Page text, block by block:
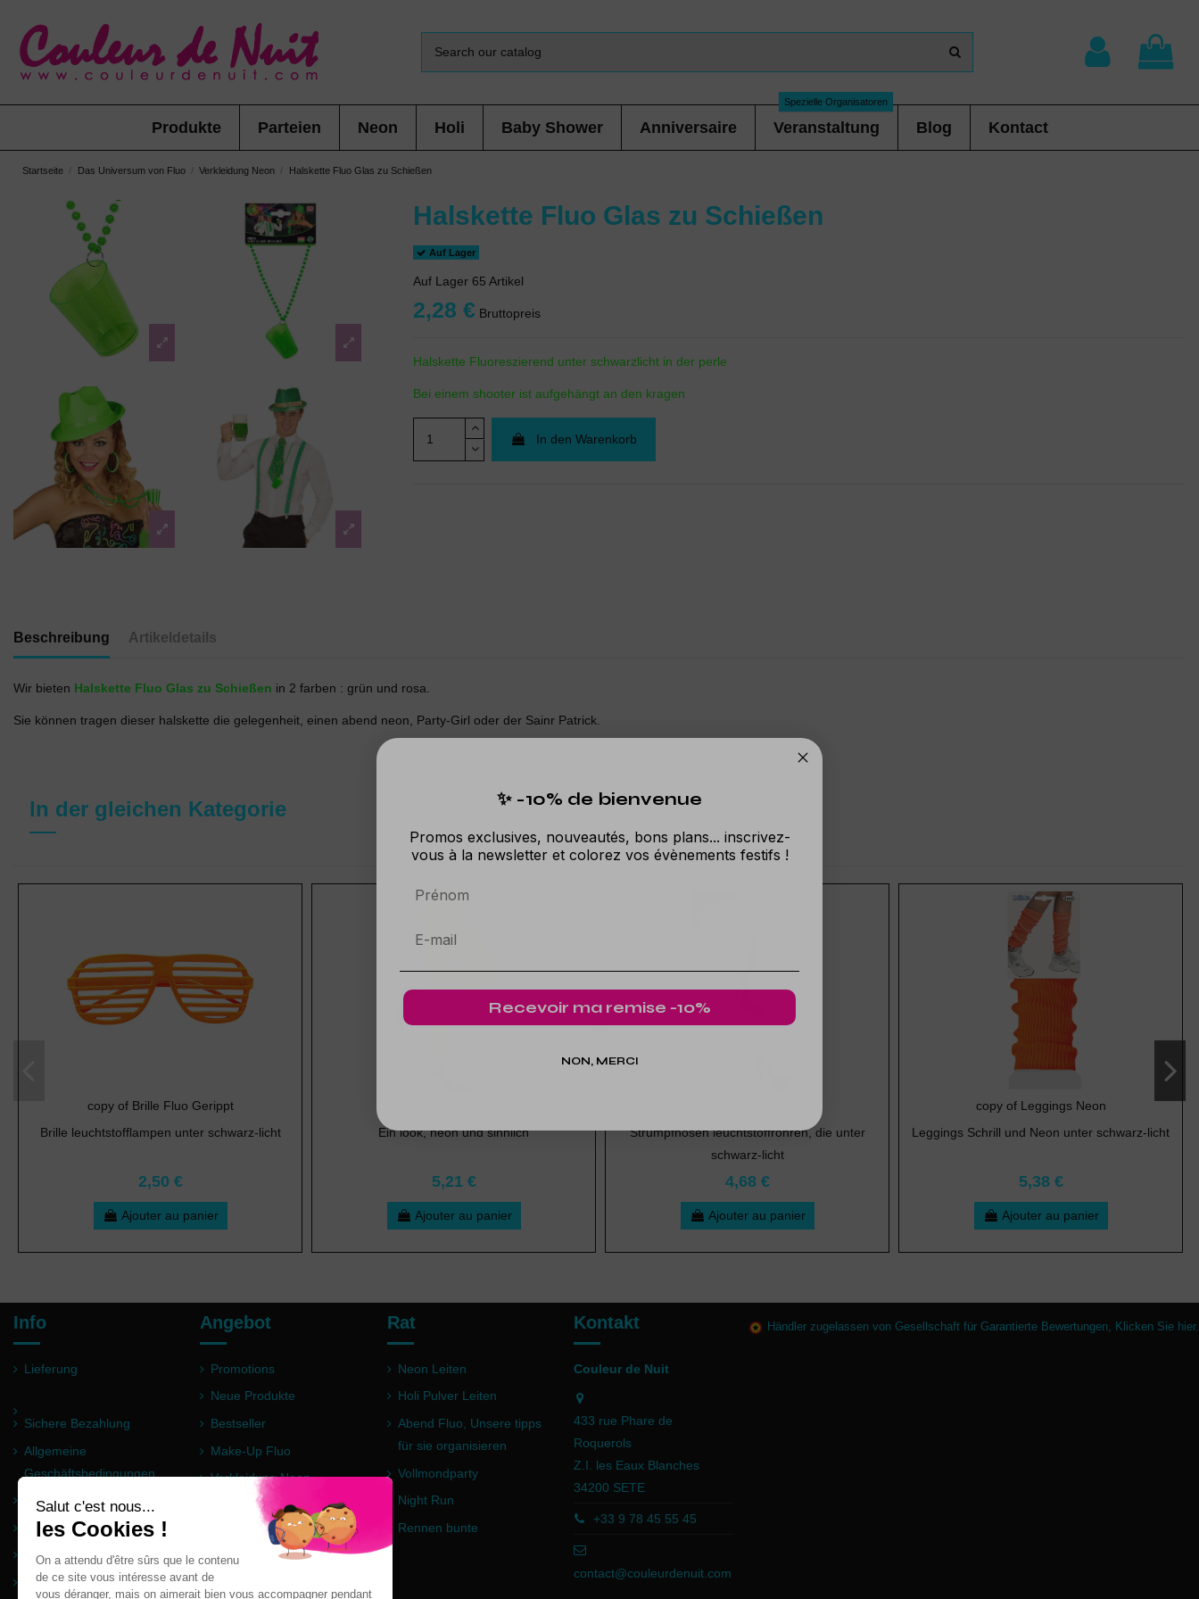
Produkte Parteien Neon Holi Baby Shower Anniversaire Veranstaltung
Spezielle Organisatoren
Blog Kontact
Startseite Das Universum von Fluo Verkleidung Neon Halskette Fluo Glas zu Schießen
Halskette Fluo Glas zu Schießen
Auf Lager
Auf Lager 65 Artikel
2,28 € Bruttopreis
Halskette Fluoreszierend unter schwarzlicht in der perle
Bei einem shooter ist aufgehängt an den kragen
In den Warenkorb
Beschreibung Artikeldetails
Wir bieten Halskette Fluo Glas zu Schießen in 2 farben : grün und rosa.
Sie können tragen dieser halskette die gelegenheit, einen abend neon, Party-Girl oder der Sainr Patrick.
In der gleichen Kategorie
copy of Brille Fluo Gerippt
Brille leuchtstofflampen unter schwarz-licht
2,50 €
Ajouter au panier
Ein look, neon und sinnlich
5,21 €
Ajouter au panier
Strumpfhosen leuchtstoffröhren, die unter
schwarz-licht
4,68 €
Ajouter au panier
copy of Leggings Neon
Leggings Schrill und Neon unter schwarz-licht
5,38 €
Ajouter au panier
Info
Lieferung
Sichere Bezahlung
Allgemeine
Geschäftsbedingungen
Impressum
Häufig gestellte Fragen
Partner
Seitenverzeichnis
Angebot
Promotions
Neue Produkte
Bestseller
Make-Up Fluo
Verkleidung Neon
Pulver Holi
Rat
Neon Leiten
Holi Pulver Leiten
Abend Fluo, Unsere tipps
für sie organisieren
Vollmondparty
Night Run
Rennen bunte
Kontakt
Couleur de Nuit
433 rue Phare de
Roquerols
Z.I. les Eaux Blanches
34200 SETE
+33 9 78 45 55 45
contact@couleurdenuit.com
Händler zugelassen von Gesellschaft für Garantierte Bewertungen, Klicken Sie hier.
✨ -10% de bienvenue
Promos exclusives, nouveautés, bons plans... inscrivez-
vous à la newsletter et colorez vos évènements festifs !
Prénom
Recevoir ma remise -10%
NON, MERCI